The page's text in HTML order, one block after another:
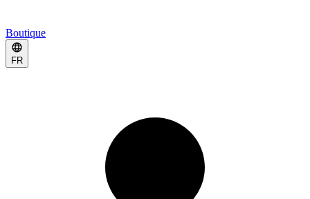
Boutique
FR